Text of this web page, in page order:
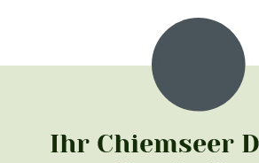
Ihr Chiemseer